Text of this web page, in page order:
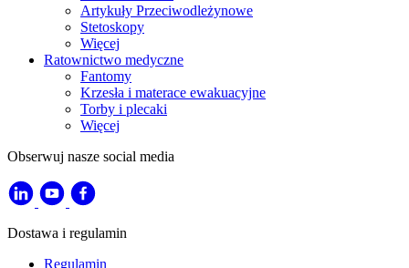
Artykuły Przeciwodleżynowe
Stetoskopy
Więcej
Ratownictwo medyczne
Fantomy
Krzesła i materace ewakuacyjne
Torby i plecaki
Więcej
Obserwuj nasze social media
Dostawa i regulamin
Regulamin